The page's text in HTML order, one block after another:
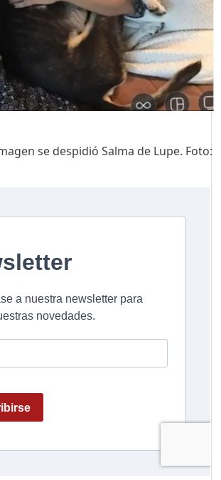
se despidió Salma de Lupe. Foto: